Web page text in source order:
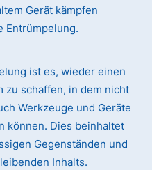
Gerät kämpfen
Entrümpelung.
ist es, wieder einen
zu schaffen, in dem nicht
Werkzeuge und Geräte
können. Dies beinhaltet
Gegenständen und
Inhalts.